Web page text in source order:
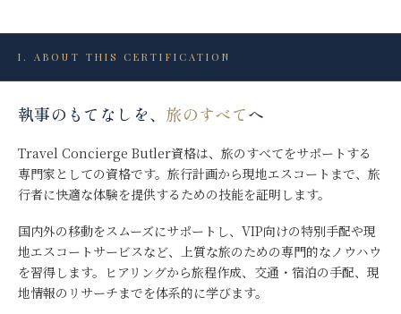
I. ABOUT THIS CERTIFICATION
執事のもてなしを、 旅のすべてへ
Travel Concierge Butler資格は、旅のすべてをサポートする
専門家としての資格です。旅行計画から現地エスコートまで、旅
行者に快適な体験を提供するための技能を証明します。
国内外の移動をスムーズにサポートし、VIP向けの特別手配や現
地エスコートサービスなど、上質な旅のための専門的なノウハウ
を習得します。ヒアリングから旅程作成、交通・宿泊の手配、現
地情報のリサーチまでを体系的に学びます。